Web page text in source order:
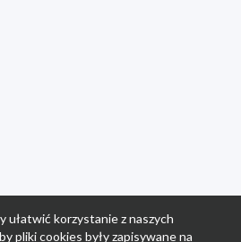
ułatwić korzystanie z naszych
pliki cookies były zapisywane na